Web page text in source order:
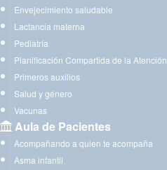
Envejecimiento saludable
Lactancia materna
Pediatría
Planificación Compartida de la Atención
Primeros auxilios
Salud y género
Vacunas
Aula de Pacientes
Acompañando a quien te acompaña
Asma infantil